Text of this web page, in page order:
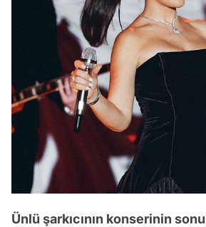
Ünlü şarkıcının konserinin